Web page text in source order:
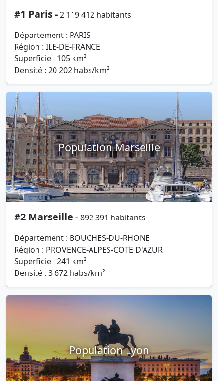
#1 Paris -2 119 412 habitants
Département : PARIS
Région : ILE-DE-FRANCE
Superficie : 105 km²
Densité : 20 202 habs/km²
Population Marseille
#2 Marseille -892 391 habitants
Département : BOUCHES-DU-RHONE
Région : PROVENCE-ALPES-COTE D'AZUR
Superficie : 241 km²
Densité : 3 672 habs/km²
Population Lyon